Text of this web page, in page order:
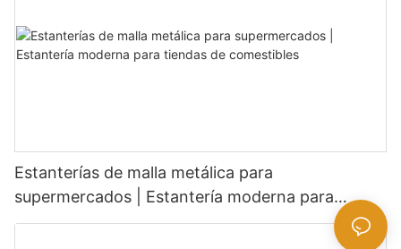
Estanterías de malla metálica para
supermercados | Estantería moderna para
tiendas de comestibles